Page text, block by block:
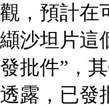
觀，預計在
纈沙坦片這
發批件”，
透露，已發